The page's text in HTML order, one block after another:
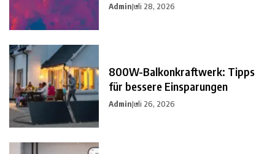
AdminJuli 28, 2026
800W-Balkonkraftwerk: Tipps
für bessere Einsparungen
AdminJuli 26, 2026